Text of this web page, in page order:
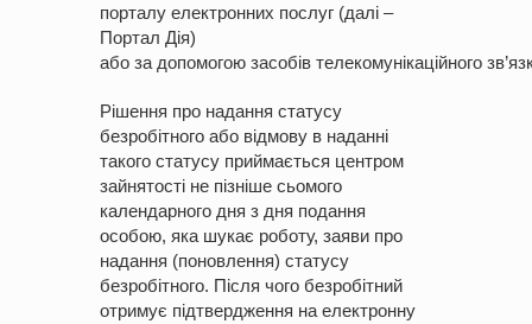
порталу електронних послуг (далі –
Портал Дія)
або за допомогою засобів телекомунікаційного
Рішення про надання статусу
безробітного або відмову в наданні
такого статусу приймається центром
зайнятості не пізніше сьомого
календарного дня з дня подання
особою, яка шукає роботу, заяви про
надання (поновлення) статусу
безробітного. Після чого безробітний
отримує підтвердження на електронну